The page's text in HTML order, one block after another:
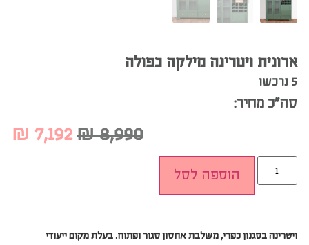
ארונית ויטרינה מילקה כפולה
5 נרכשו
סה”כ מחיר:
₪8,990
₪ 7,192
הוספה לסל
ויטרינה בסגנון כפרי, משלבת אחסון סגור ופתוח. בעלת מקום ייעודי